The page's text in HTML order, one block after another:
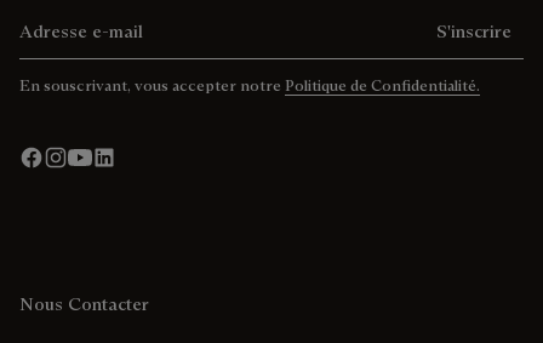
S'inscrire
En souscrivant, vous accepter notre Politique de Confidentialité.
Nous Contacter